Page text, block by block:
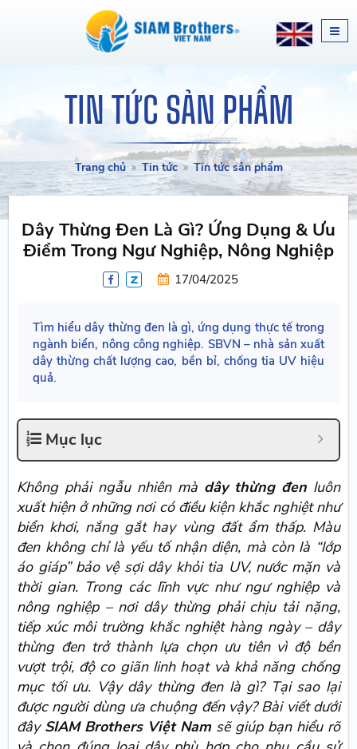
TIN TỨC SẢN PHẨM
Trang chủ Tin tức Tin tức sản phẩm
Dây Thừng Đen Là Gì? Ứng Dụng & Ưu
Điểm Trong Ngư Nghiệp, Nông Nghiệp
17/04/2025
Tìm hiểu dây thừng đen là gì, ứng dụng thực tế trong
ngành biển, nông công nghiệp. SBVN – nhà sản xuất
dây thừng chất lượng cao, bền bỉ, chống tia UV hiệu
quả.
Mục lục
Không phải ngẫu nhiên mà dây thừng đenluôn
xuất hiện ở những nơi có điều kiện khắc nghiệt như
biển khơi, nắng gắt hay vùng đất ẩm thấp. Màu
đen không chỉ là yếu tố nhận diện, mà còn là “lớp
áo giáp” bảo vệ sợi dây khỏi tia UV, nước mặn và
thời gian. Trong các lĩnh vực như ngư nghiệp và
nông nghiệp – nơi dây thừng phải chịu tải nặng,
tiếp xúc môi trường khắc nghiệt hàng ngày – dây
thừng đen trở thành lựa chọn ưu tiên vì độ bền
vượt trội, độ co giãn linh hoạt và khả năng chống
mục tối ưu. Vậy dây thừng đen là gì? Tại sao lại
được người dùng ưa chuộng đến vậy? Bài viết dưới
đây SIAM Brothers Việt Nam sẽ giúp bạn hiểu rõ